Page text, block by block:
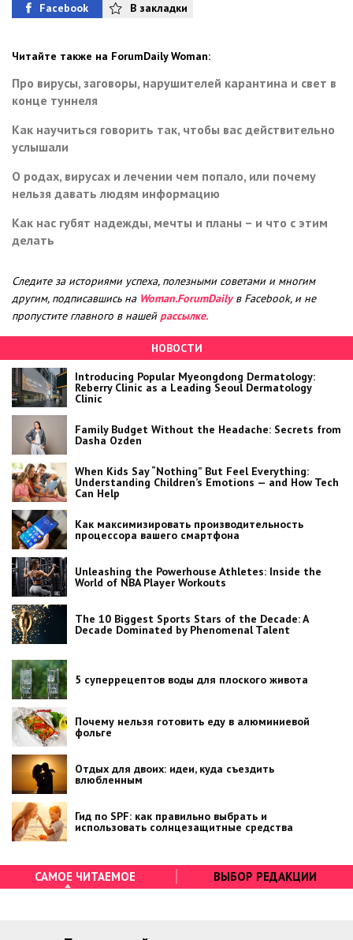
Facebook В закладки
Читайте также на ForumDaily Woman:
Про вирусы, заговоры, нарушителей карантина и свет в
конце туннеля
Как научиться говорить так, чтобы вас действительно
услышали
О родах, вирусах и лечении чем попало, или почему
нельзя давать людям информацию
Как нас губят надежды, мечты и планы – и что с этим
делать
Следите за историями успеха, полезными советами и многим
другим, подписавшись на Woman.ForumDailyв Facebook, и не
пропустите главного в нашей рассылке.
НОВОСТИ
Introducing Popular Myeongdong Dermatology:
Reberry Clinic as a Leading Seoul Dermatology
Clinic
Family Budget Without the Headache: Secrets from
Dasha Ozden
When Kids Say “Nothing” But Feel Everything:
Understanding Children’s Emotions — and How Tech
Can Help
Как максимизировать производительность
процессора вашего смартфона
Unleashing the Powerhouse Athletes: Inside the
World of NBA Player Workouts
The 10 Biggest Sports Stars of the Decade: A
Decade Dominated by Phenomenal Talent
5 суперрецептов воды для плоского живота
Почему нельзя готовить еду в алюминиевой
фольге
Отдых для двоих: идеи, куда съездить
влюбленным
Гид по SPF: как правильно выбрать и
использовать солнцезащитные средства
САМОЕ ЧИТАЕМОЕ ВЫБОР РЕДАКЦИИ